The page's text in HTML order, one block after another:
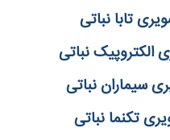
تابا نباتی
الکتروپیک نباتی
سیماران نباتی
تکنما نباتی